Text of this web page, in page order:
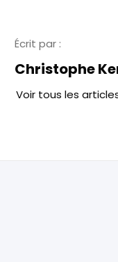
Écrit par :
Christophe
Voir tous les